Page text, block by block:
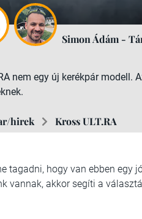
Simon Ádám -
nem egy új kerékpár modell.
hirek Kross ULT.RA
tagadni, hogy van ebben egy
vannak, akkor segíti a